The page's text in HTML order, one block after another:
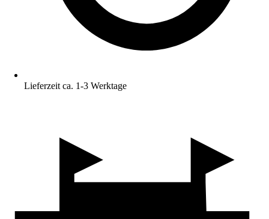
Lieferzeit ca. 1-3 Werktage